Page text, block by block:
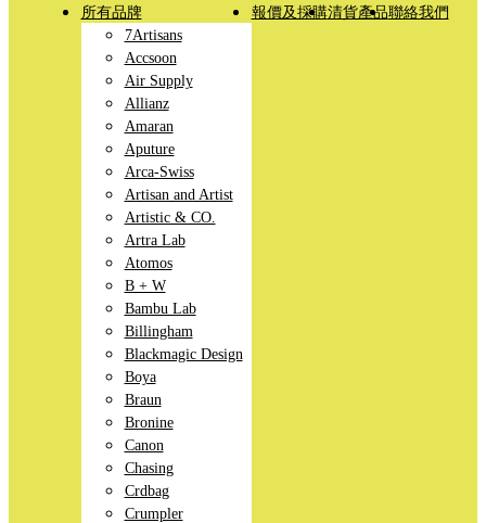
所有品牌
7Artisans
Accsoon
Air Supply
Allianz
Amaran
Aputure
Arca-Swiss
Artisan and Artist
Artistic & CO.
Artra Lab
Atomos
B + W
Bambu Lab
Billingham
Blackmagic Design
Boya
Braun
Bronine
Canon
Chasing
Crdbag
Crumpler
報價及採購清貨產品聯絡我們